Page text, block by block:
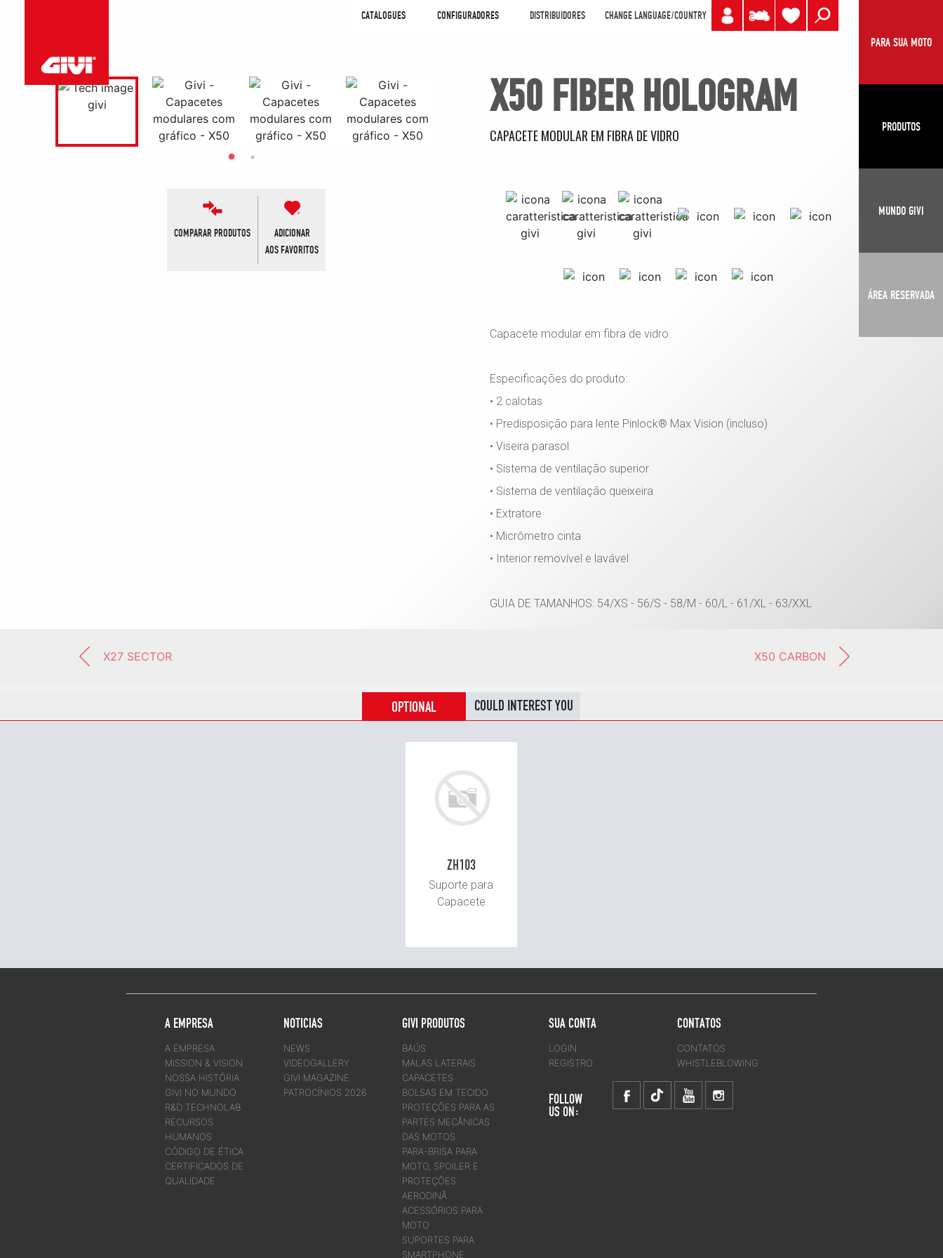
CATALOGUES CONFIGURADORES DISTRIBUIDORES CHANGE LANGUAGE/COUNTRY
PARA SUA MOTO
PRODUTOS
MUNDO GIVI
ÁREA RESERVADA
COMPARAR PRODUTOS
ADICIONAR
AOS FAVORITOS
X50 FIBER HOLOGRAM
CAPACETE MODULAR EM FIBRA DE VIDRO
Capacete modular em fibra de vidro.
Especificações do produto:
• 2 calotas
• Predisposição para lente Pinlock® Max Vision (incluso)
• Viseira parasol
• Sistema de ventilação superior
• Sistema de ventilação queixeira
• Extratore
• Micrômetro cinta
• Interior removível e lavável
GUIA DE TAMANHOS: 54/XS - 56/S - 58/M - 60/L - 61/XL - 63/XXL
X27 SECTOR X50 CARBON
OPTIONAL COULD INTEREST YOU
ZH103
Suporte para
Capacete
A EMPRESA
A EMPRESA
MISSION & VISION
NOSSA HISTÓRIA
GIVI NO MUNDO
R&D TECHNOLAB
RECURSOS
HUMANOS
CÓDIGO DE ÉTICA
CERTIFICADOS DE
QUALIDADE
NOTICIAS
NEWS
VIDEOGALLERY
GIVI MAGAZINE
PATROCÍNIOS 2026
GIVI PRODUTOS
BAÚS
MALAS LATERAIS
CAPACETES
BOLSAS EM TECIDO
PROTEÇÕES PARA AS
PARTES MECÂNICAS
DAS MOTOS
PARA-BRISA PARA
MOTO, SPOILER E
PROTEÇÕES
AERODINÂ
ACESSÓRIOS PARA
MOTO
SUPORTES PARA
SMARTPHONE
SUA CONTA
LOGIN
REGISTRO
CONTATOS
CONTATOS
WHISTLEBLOWING
FOLLOW
US ON: